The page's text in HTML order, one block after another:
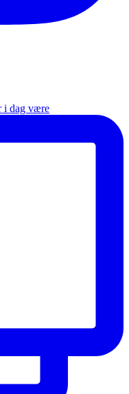
i dag være